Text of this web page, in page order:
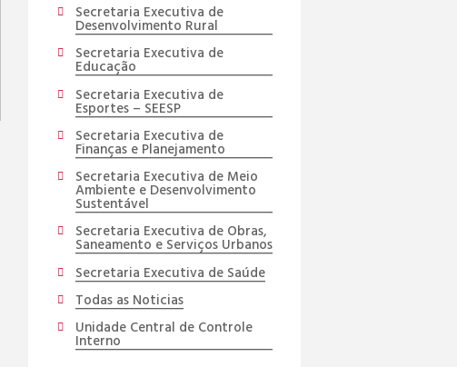
Secretaria Executiva de
Desenvolvimento Rural
Secretaria Executiva de
Educação
Secretaria Executiva de
Esportes – SEESP
Secretaria Executiva de
Finanças e Planejamento
Secretaria Executiva de Meio
Ambiente e Desenvolvimento
Sustentável
Secretaria Executiva de Obras,
Saneamento e Serviços Urbanos
Secretaria Executiva de Saúde
Todas as Noticias
Unidade Central de Controle
Interno